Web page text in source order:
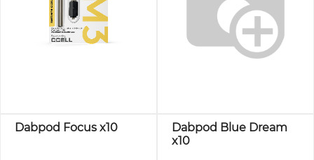
Dabpod Focus x10
Dabpod Blue Dream
x10